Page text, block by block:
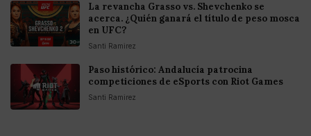
La revancha Grasso vs. Shevchenko se
acerca. ¿Quién ganará el título de peso mosca
en UFC?
Santi Ramirez
Paso histórico: Andalucía patrocina
competiciones de eSports con Riot Games
Santi Ramirez